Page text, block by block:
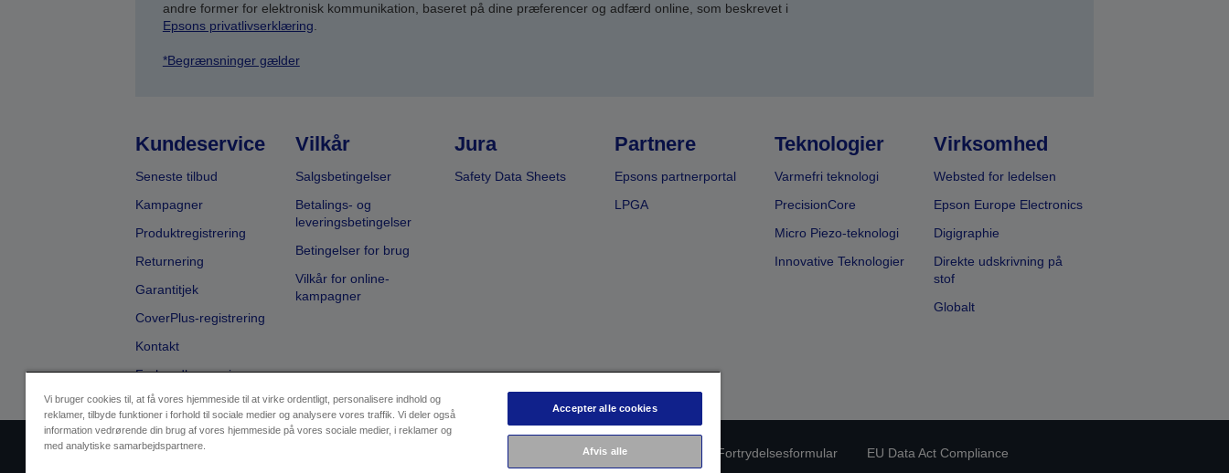
andre former for elektronisk kommunikation, baseret på dine præferencer og adfærd online, som beskrevet i
Epsons privatlivserklæring.
*Begrænsninger gælder
Kundeservice
Seneste tilbud
Kampagner
Produktregistrering
Returnering
Garantitjek
CoverPlus-registrering
Kontakt
Forhandlersøgning
Vilkår
Salgsbetingelser
Betalings- og
leveringsbetingelser
Betingelser for brug
Vilkår for online-
kampagner
Jura
Safety Data Sheets
Partnere
Epsons partnerportal
LPGA
Teknologier
Varmefri teknologi
PrecisionCore
Micro Piezo-teknologi
Innovative Teknologier
Virksomhed
Websted for ledelsen
Epson Europe Electronics
Digigraphie
Direkte udskrivning på
stof
Globalt
Databeskyttelseserklæring Fortrydelsesformular EU Data Act Compliance
Vi bruger cookies til, at få vores hjemmeside til at virke ordentligt, personalisere indhold og
reklamer, tilbyde funktioner i forhold til sociale medier og analysere vores traffik. Vi deler også
information vedrørende din brug af vores hjemmeside på vores sociale medier, i reklamer og
med analytiske samarbejdspartnere.
Accepter alle cookies
Afvis alle